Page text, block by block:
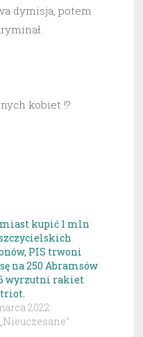
dymisja, potem
kobiet !?
kupić 1 mln
PIS trwoni
na 250 Abramsów
wyrzutni rakiet
2022